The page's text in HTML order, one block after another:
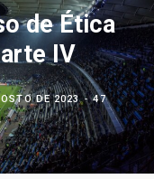
de Ética
IV
DE 2023
47